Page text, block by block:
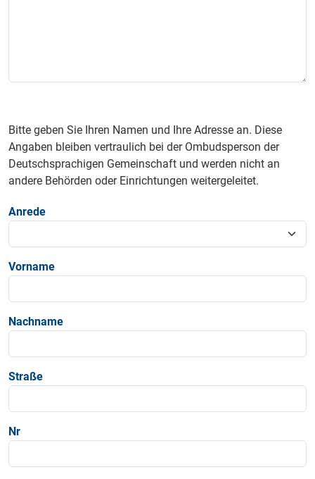
Bitte geben Sie Ihren Namen und Ihre Adresse an. Diese
Angaben bleiben vertraulich bei der Ombudsperson der
Deutschsprachigen Gemeinschaft und werden nicht an
andere Behörden oder Einrichtungen weitergeleitet.
Anrede
Vorname
Nachname
Straße
Nr